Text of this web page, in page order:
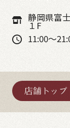
静岡県富
１F
11:00～
店舗トップ